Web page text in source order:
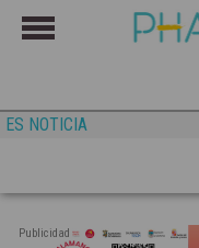
ES NOTICIA
Publicidad